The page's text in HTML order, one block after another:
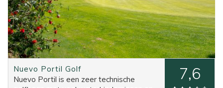
Nuevo Portil Golf
Nuevo Portil is een zeer technische
7,6